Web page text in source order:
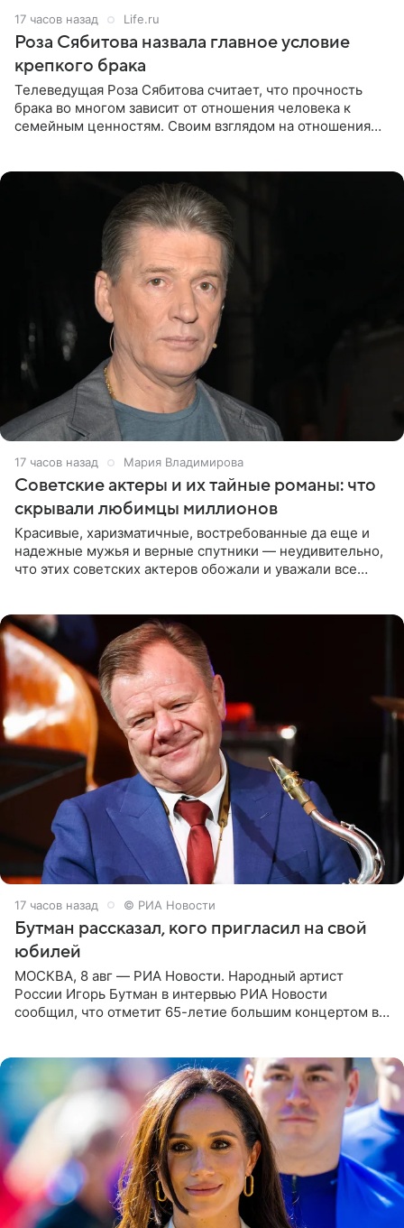
17 часов назад Life.ru
Роза Сябитова назвала главное условие
крепкого брака
Телеведущая Роза Сябитова считает, что прочность
брака во многом зависит от отношения человека к
семейным ценностям. Своим взглядом на отношения
17 часов назад Мария Владимирова
Советские актеры и их тайные романы: что
скрывали любимцы миллионов
Красивые, харизматичные, востребованные да еще и
надежные мужья и верные спутники — неудивительно,
что этих советских актеров обожали и уважали все
17 часов назад © РИА Новости
Бутман рассказал, кого пригласил на свой
юбилей
МОСКВА, 8 авг — РИА Новости. Народный артист
России Игорь Бутман в интервью РИА Новости
сообщил, что отметит 65-летие большим концертом в